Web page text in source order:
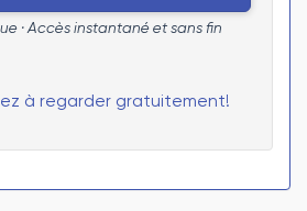
· Accès instantané et sans fin
à regarder gratuitement!